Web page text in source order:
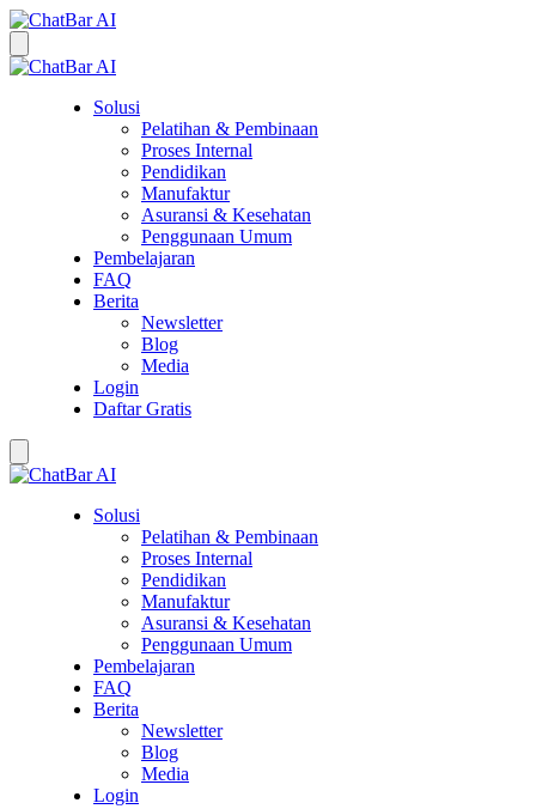
Solusi
Pelatihan & Pembinaan
Proses Internal
Pendidikan
Manufaktur
Asuransi & Kesehatan
Penggunaan Umum
Pembelajaran
FAQ
Berita
Newsletter
Blog
Media
Login
Daftar Gratis
Solusi
Pelatihan & Pembinaan
Proses Internal
Pendidikan
Manufaktur
Asuransi & Kesehatan
Penggunaan Umum
Pembelajaran
FAQ
Berita
Newsletter
Blog
Media
Login